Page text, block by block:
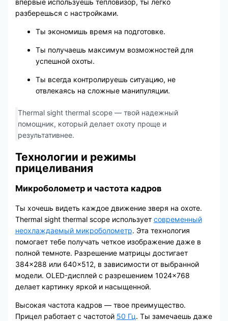
впервые используешь тепловизор, ты легко
разберешься с настройками.
Ты экономишь время на подготовке.
Ты получаешь максимум возможностей для
успешной охоты.
Ты всегда контролируешь ситуацию, не
отвлекаясь на сложные манипуляции.
Thermal sight thermal scope — твой надежный
помощник, который делает охоту проще и
результативнее.
Технологии и режимы
прицеливания
Микроболометр и частота кадров
Ты хочешь видеть каждое движение зверя на охоте.
Thermal sight thermal scope использует современный
неохлаждаемый микроболометр. Эта технология
помогает тебе получать четкое изображение даже в
полной темноте. Разрешение матрицы достигает
384×288 или 640×512, в зависимости от выбранной
модели. OLED-дисплей с разрешением 1024×768
делает картинку яркой и насыщенной.
Высокая частота кадров — твое преимущество.
Прицел работает с частотой 50 Гц. Ты замечаешь даже